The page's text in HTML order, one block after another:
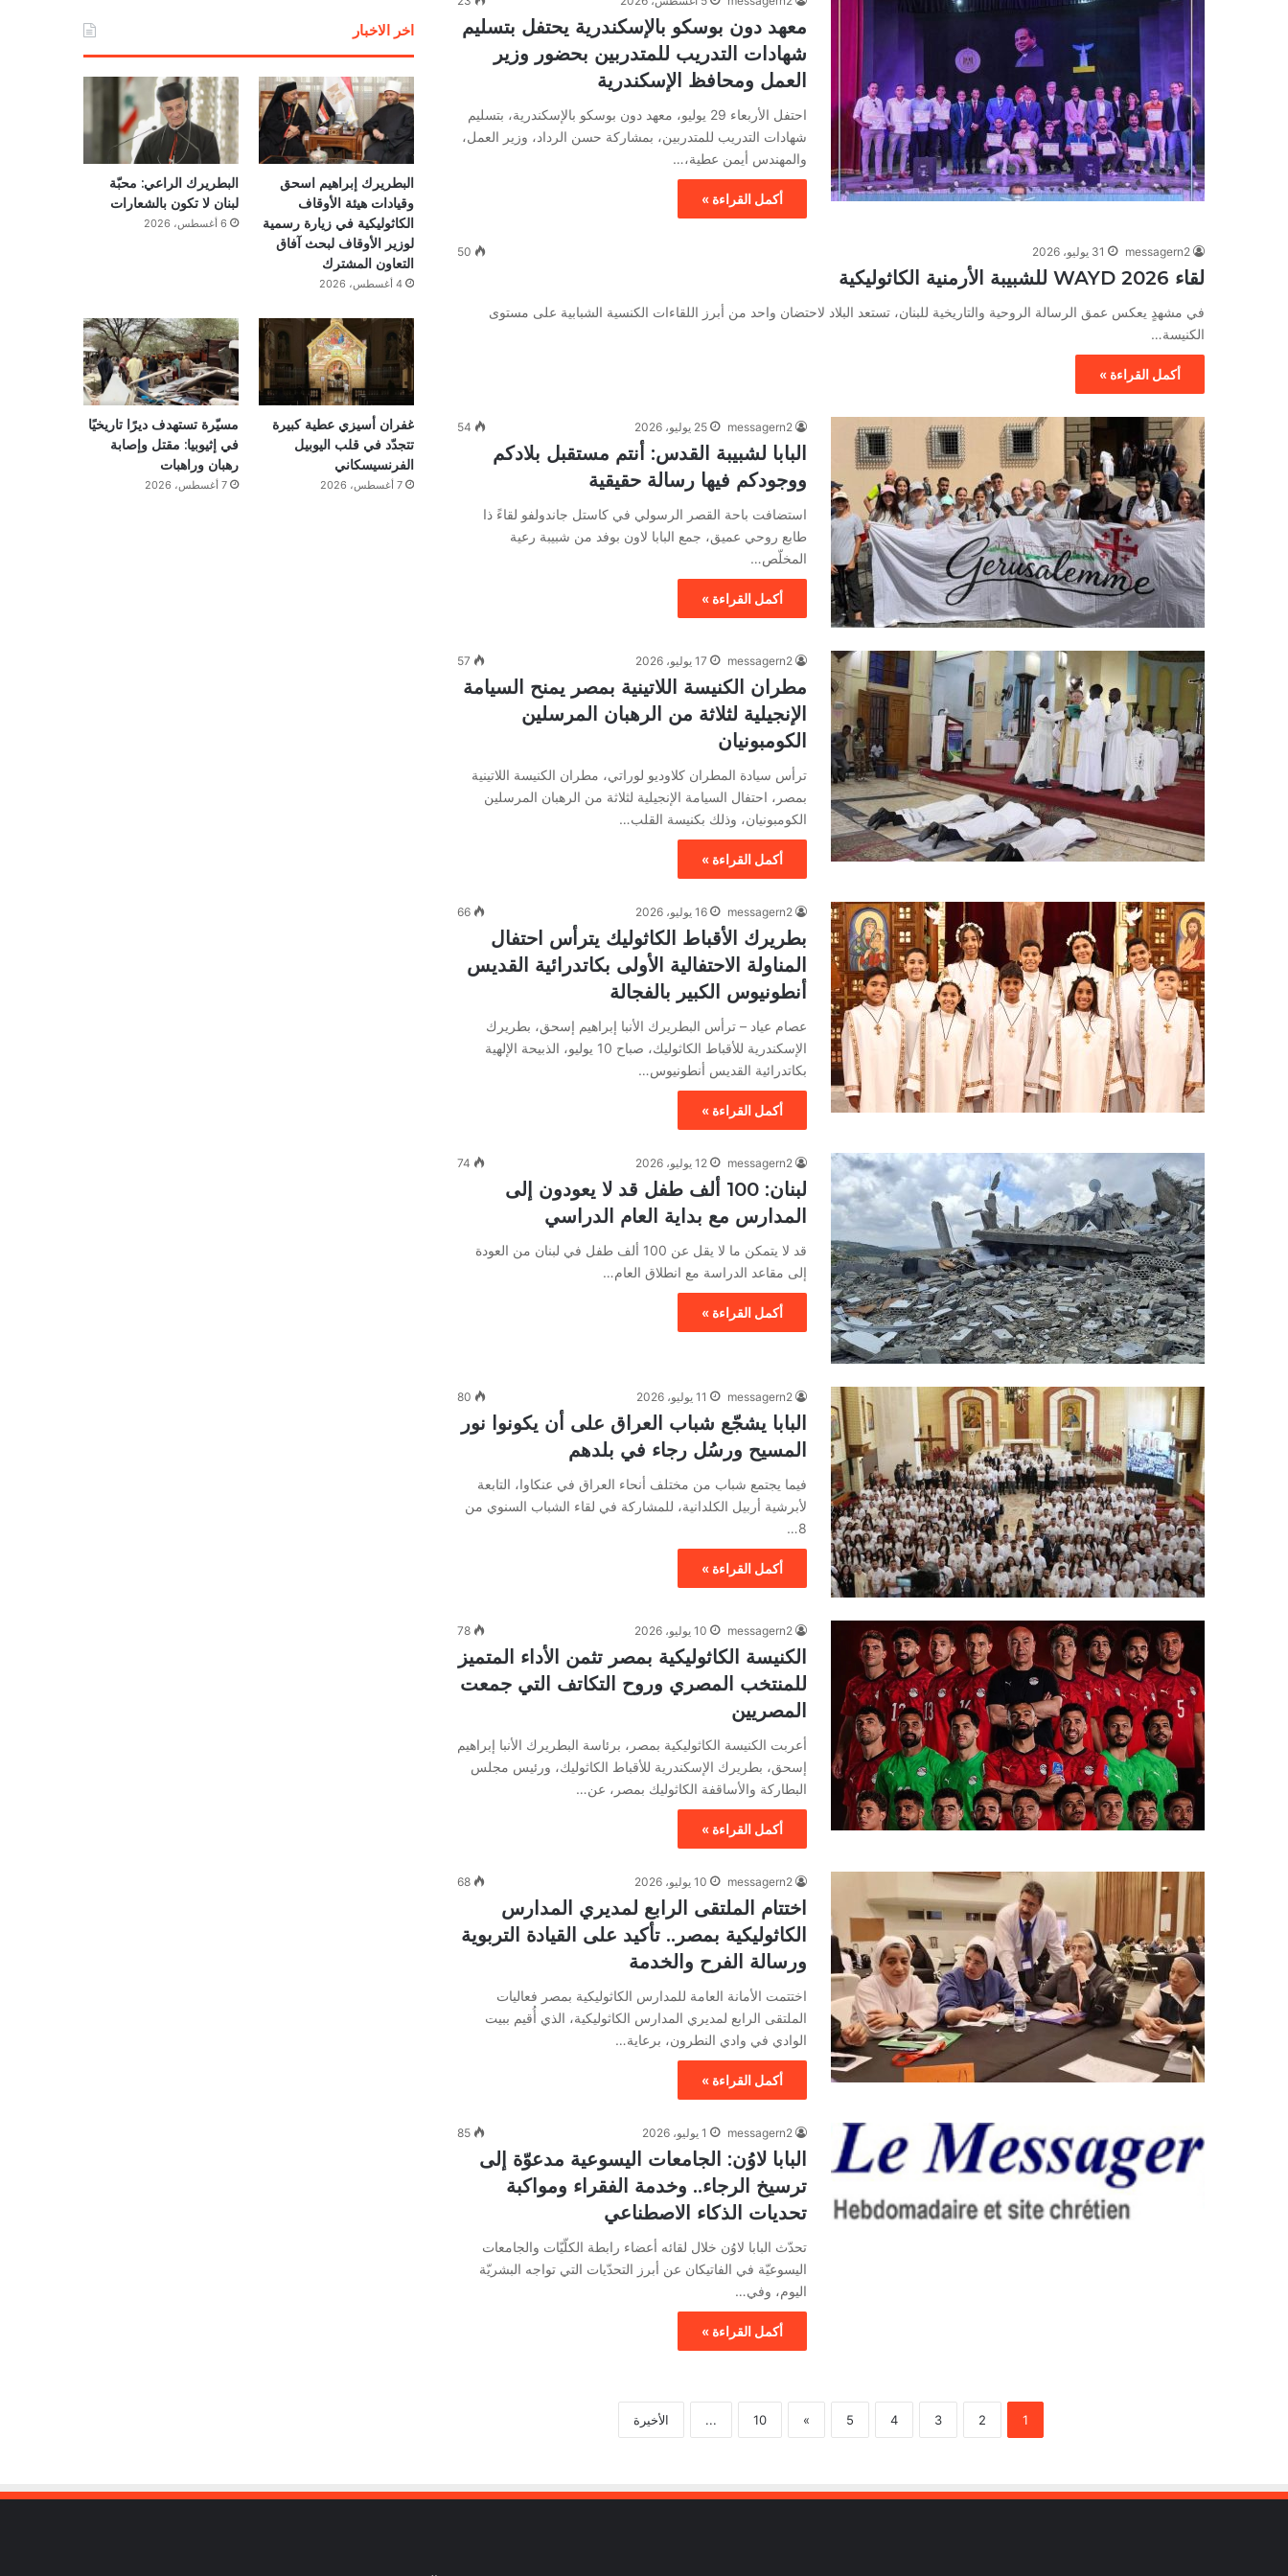
معهد دون بوسكو بالإسكندرية يحتفل بتسليم
شهادات التدريب للمتدربين بحضور وزير
العمل ومحافظ الإسكندرية
احتفل الأربعاء 29 يوليو، معهد دون بوسكو بالإسكندرية، بتسليم
شهادات التدريب للمتدربين، بمشاركة حسن الرداد، وزير العمل،
والمهندس أيمن عطية،…
أكمل القراءة »
messagern2 31 يوليو، 2026 50
لقاء WAYD 2026 للشبيبة الأرمنية الكاثوليكية
في مشهدٍ يعكس عمق الرسالة الروحية والتاريخية للبنان، تستعد البلاد لاحتضان واحد من أبرز اللقاءات الكنسية الشبابية على مستوى
الكنيسة…
أكمل القراءة »
messagern2 25 يوليو، 2026 54
البابا لشبيبة القدس: أنتم مستقبل بلادكم
ووجودكم فيها رسالة حقيقية
استضافت باحة القصر الرسولي في كاستل جاندولفو لقاءً ذا
طابع روحي عميق، جمع البابا لاون بوفد من شبيبة رعية
المخلّص…
أكمل القراءة »
messagern2 17 يوليو، 2026 57
مطران الكنيسة اللاتينية بمصر يمنح السيامة
الإنجيلية لثلاثة من الرهبان المرسلين
الكومبونيان
ترأس سيادة المطران كلاوديو لوراتي، مطران الكنيسة اللاتينية
بمصر، احتفال السيامة الإنجيلية لثلاثة من الرهبان المرسلين
الكومبونيان، وذلك بكنيسة القلب…
أكمل القراءة »
messagern2 16 يوليو، 2026 66
بطريرك الأقباط الكاثوليك يترأس احتفال
المناولة الاحتفالية الأولى بكاتدرائية القديس
أنطونيوس الكبير بالفجالة
عصام عياد – ترأس البطريرك الأنبا إبراهيم إسحق، بطريرك
الإسكندرية للأقباط الكاثوليك، صباح 10 يوليو، الذبيحة الإلهية
بكاتدرائية القديس أنطونيوس…
أكمل القراءة »
messagern2 12 يوليو، 2026 74
لبنان: 100 ألف طفل قد لا يعودون إلى
المدارس مع بداية العام الدراسي
قد لا يتمكن ما لا يقل عن 100 ألف طفل في لبنان من العودة
إلى مقاعد الدراسة مع انطلاق العام…
أكمل القراءة »
messagern2 11 يوليو، 2026 80
البابا يشجّع شباب العراق على أن يكونوا نور
المسيح ورسُل رجاء في بلدهم
فيما يجتمع شباب من مختلف أنحاء العراق في عنكاوا، التابعة
لأبرشية أربيل الكلدانية، للمشاركة في لقاء الشباب السنوي من
8…
أكمل القراءة »
messagern2 10 يوليو، 2026 78
الكنيسة الكاثوليكية بمصر تثمن الأداء المتميز
للمنتخب المصري وروح التكاتف التي جمعت
المصريين
أعربت الكنيسة الكاثوليكية بمصر، برئاسة البطريرك الأنبا إبراهيم
إسحق، بطريرك الإسكندرية للأقباط الكاثوليك، ورئيس مجلس
البطاركة والأساقفة الكاثوليك بمصر، عن…
أكمل القراءة »
messagern2 10 يوليو، 2026 68
اختتام الملتقى الرابع لمديري المدارس
الكاثوليكية بمصر.. تأكيد على القيادة التربوية
ورسالة الفرح والخدمة
اختتمت الأمانة العامة للمدارس الكاثوليكية بمصر فعاليات
الملتقى الرابع لمديري المدارس الكاثوليكية، الذي أُقيم ببيت
الوادي في وادي النطرون، برعاية…
أكمل القراءة »
messagern2 1 يوليو، 2026 85
البابا لاوُن: الجامعات اليسوعية مدعوّة إلى
ترسيخ الرجاء.. وخدمة الفقراء ومواكبة
تحديات الذكاء الاصطناعي
تحدّث البابا لاوُن خلال لقائه أعضاء رابطة الكلّيّات والجامعات
اليسوعيّة في الفاتيكان عن أبرز التحدّيات التي تواجه البشريّة
اليوم، وفي…
أكمل القراءة »
1
2
3
4
5
»
10
... الأخيرة
اخر الاخبار
البطريرك إبراهيم اسحق
وقيادات هيئة الأوقاف
الكاثوليكية في زيارة رسمية
لوزير الأوقاف لبحث آفاق
التعاون المشترك
4 أغسطس، 2026
البطريرك الراعي: محبّة
لبنان لا تكون بالشعارات
6 أغسطس، 2026
غفران أسيزي عطية كبيرة
تتجدّد في قلب اليوبيل
الفرنسيسكاني
7 أغسطس، 2026
مسيّرة تستهدف ديرًا تاريخيًا
في إثيوبيا: مقتل وإصابة
رهبان وراهبات
7 أغسطس، 2026